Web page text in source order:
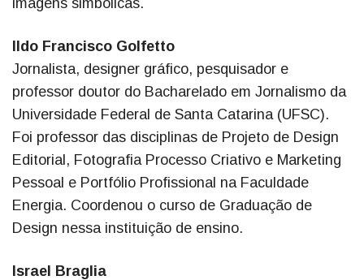
Ildo Francisco Golfetto
Jornalista, designer gráfico, pesquisador e
professor doutor do Bacharelado em Jornalismo da
Universidade Federal de Santa Catarina (UFSC).
Foi professor das disciplinas de Projeto de Design
Editorial, Fotografia Processo Criativo e Marketing
Pessoal e Portfólio Profissional na Faculdade
Energia. Coordenou o curso de Graduação de
Design nessa instituição de ensino.
Israel Braglia